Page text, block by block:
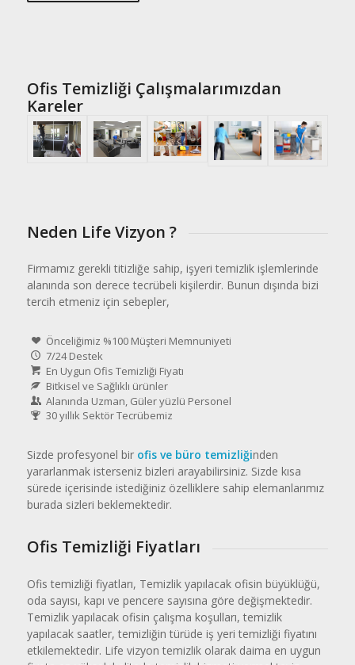
Ofis Temizliği Çalışmalarımızdan
Kareler
Neden Life Vizyon ?
Firmamız gerekli titizliğe sahip, işyeri temizlik işlemlerinde
alanında son derece tecrübeli kişilerdir. Bunun dışında bizi
tercih etmeniz için sebepler,
Önceliğimiz %100 Müşteri Memnuniyeti
7/24 Destek
En Uygun Ofis Temizliği Fiyatı
Bitkisel ve Sağlıklı ürünler
Alanında Uzman, Güler yüzlü Personel
30 yıllık Sektör Tecrübemiz
Sizde profesyonel bir ofis ve büro temizliğinden
yararlanmak isterseniz bizleri arayabilirsiniz. Sizde kısa
sürede içerisinde istediğiniz özelliklere sahip elemanlarımız
burada sizleri beklemektedir.
Ofis Temizliği Fiyatları
Ofis temizliği fiyatları, Temizlik yapılacak ofisin büyüklüğü,
oda sayısı, kapı ve pencere sayısına göre değişmektedir.
Temizlik yapılacak ofisin çalışma koşulları, temizlik
yapılacak saatler, temizliğin türüde iş yeri temizliği fiyatını
etkilemektedir. Life vizyon temizlik olarak daima en uygun